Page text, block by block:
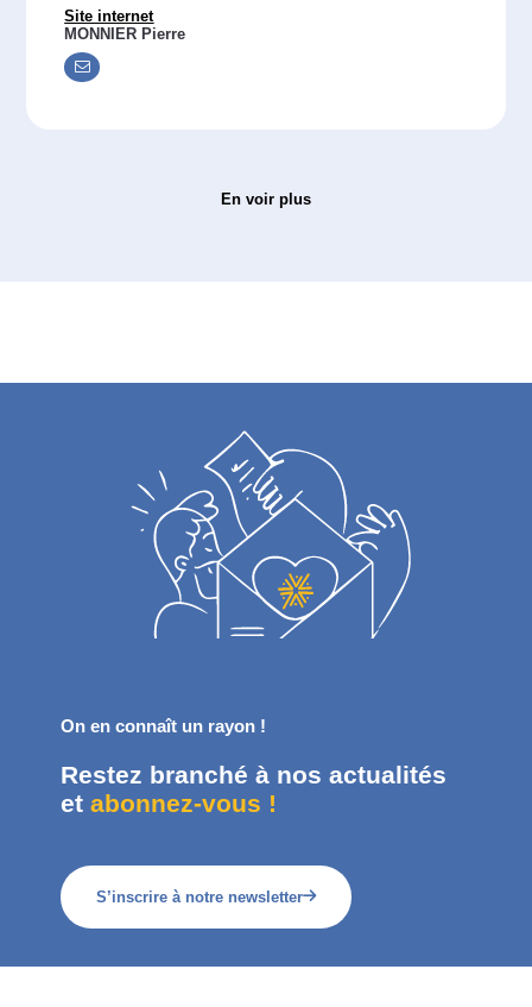
Site internet
MONNIER Pierre
En voir plus
On en connaît un rayon !
Restez branché à nos actualités
etabonnez-vous !
S’inscrire à notre newsletter